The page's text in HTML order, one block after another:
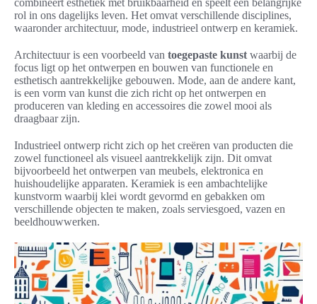
combineert esthetiek met bruikbaarheid en speelt een belangrijke
rol in ons dagelijks leven. Het omvat verschillende disciplines,
waaronder architectuur, mode, industrieel ontwerp en keramiek.
Architectuur is een voorbeeld van toegepaste kunst waarbij de
focus ligt op het ontwerpen en bouwen van functionele en
esthetisch aantrekkelijke gebouwen. Mode, aan de andere kant,
is een vorm van kunst die zich richt op het ontwerpen en
produceren van kleding en accessoires die zowel mooi als
draagbaar zijn.
Industrieel ontwerp richt zich op het creëren van producten die
zowel functioneel als visueel aantrekkelijk zijn. Dit omvat
bijvoorbeeld het ontwerpen van meubels, elektronica en
huishoudelijke apparaten. Keramiek is een ambachtelijke
kunstvorm waarbij klei wordt gevormd en gebakken om
verschillende objecten te maken, zoals serviesgoed, vazen en
beeldhouwwerken.